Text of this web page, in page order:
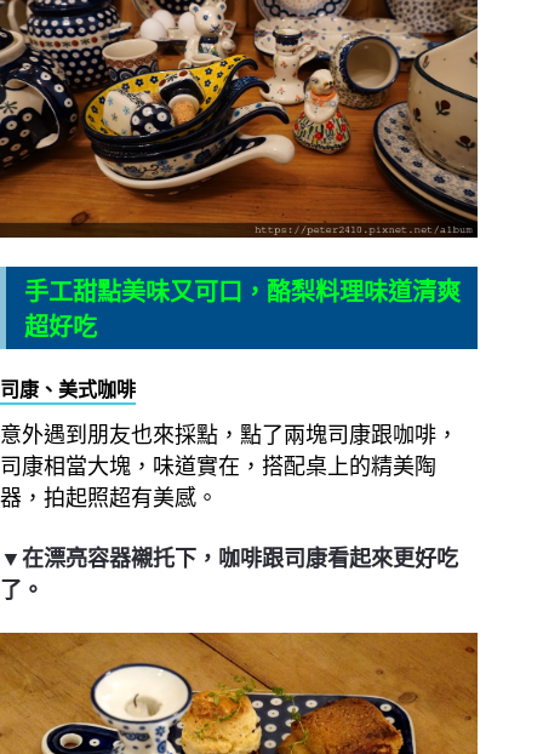
手工甜點美味又可口，酪梨料理味道清爽
超好吃
司康、美式咖啡
意外遇到朋友也來採點，點了兩塊司康跟咖啡，
司康相當大塊，味道實在，搭配桌上的精美陶
器，拍起照超有美感。
▼在漂亮容器襯托下，咖啡跟司康看起來更好吃
了。